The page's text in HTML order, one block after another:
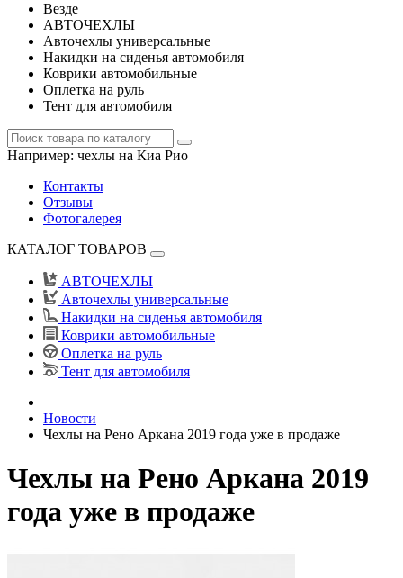
Везде
АВТОЧЕХЛЫ
Авточехлы универсальные
Накидки на сиденья автомобиля
Коврики автомобильные
Оплетка на руль
Тент для автомобиля
Например: чехлы на Киа Рио
Контакты
Отзывы
Фотогалерея
КАТАЛОГ ТОВАРОВ
АВТОЧЕХЛЫ
Авточехлы универсальные
Накидки на сиденья автомобиля
Коврики автомобильные
Оплетка на руль
Тент для автомобиля
Новости
Чехлы на Рено Аркана 2019 года уже в продаже
Чехлы на Рено Аркана 2019
года уже в продаже